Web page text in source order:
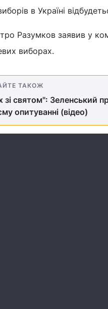
в Україні
Разумков заявив у
виборах.
ТАКОЖ
зі святом": Зеленський
опитуванні (відео)